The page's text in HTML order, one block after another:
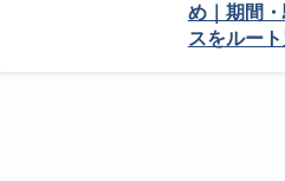
め｜期間
スをルー